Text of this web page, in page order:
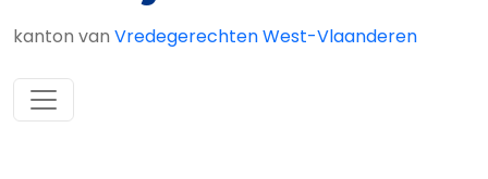
kanton van Vredegerechten West-Vlaanderen